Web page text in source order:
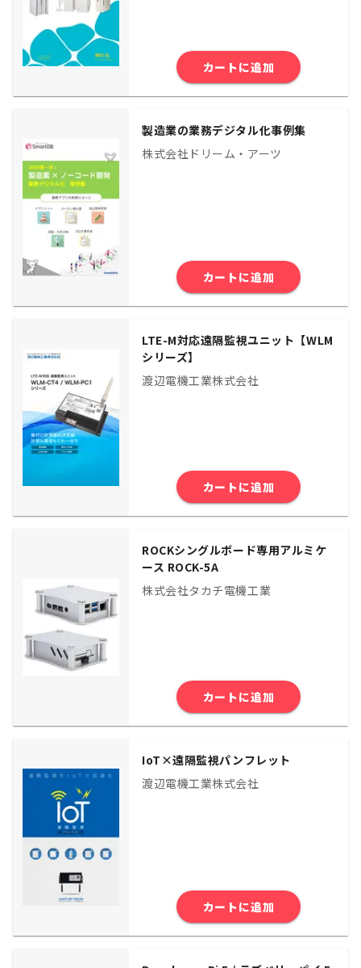
カートに追加
製造業の業務デジタル化事例集
株式会社ドリーム・アーツ
カートに追加
LTE-M対応遠隔監視ユニット【WLM
シリーズ】
渡辺電機工業株式会社
カートに追加
ROCKシングルボード専用アルミケ
ース ROCK-5A
株式会社タカチ電機工業
カートに追加
IoT×遠隔監視パンフレット
渡辺電機工業株式会社
カートに追加